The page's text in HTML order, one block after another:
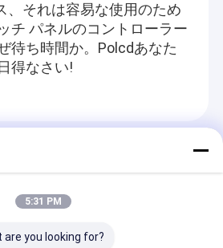
、それは容易な使用のため
チ パネルのコントローラー
待ち時間か。Polcdあなた
得なさい!
5:31 PM
are you looking for?